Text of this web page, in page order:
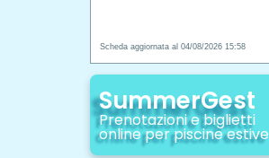
Scheda aggiornata al 04/08/2026 15:58
SummerGest
Prenotazioni e biglietti
online per piscine estive